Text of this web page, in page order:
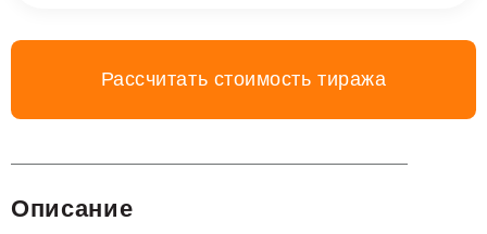
Рассчитать стоимость тиража
Описание